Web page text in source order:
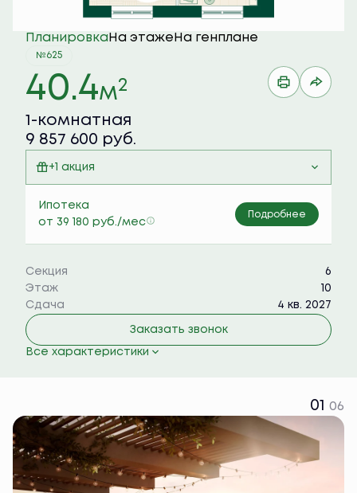
Планировка На этаже На генплане
№625
40.4м2
1-комнатная
9 857 600 руб.
+1 акция
Ипотека
от 39 180 руб./мес
Подробнее
Секция
6
Этаж
10
Сдача
4 кв. 2027
Заказать звонок
Все характеристики
01 06